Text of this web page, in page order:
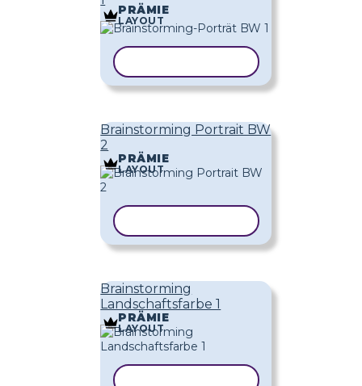
PRÄMIE
LAYOUT
Brainstorming Portrait BW
2
PRÄMIE
LAYOUT
Brainstorming
Landschaftsfarbe 1
PRÄMIE
LAYOUT